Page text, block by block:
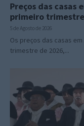
Preços das casas
primeiro
5 de Agosto de 2026
Os preços das casas
trimestre de 2026,...